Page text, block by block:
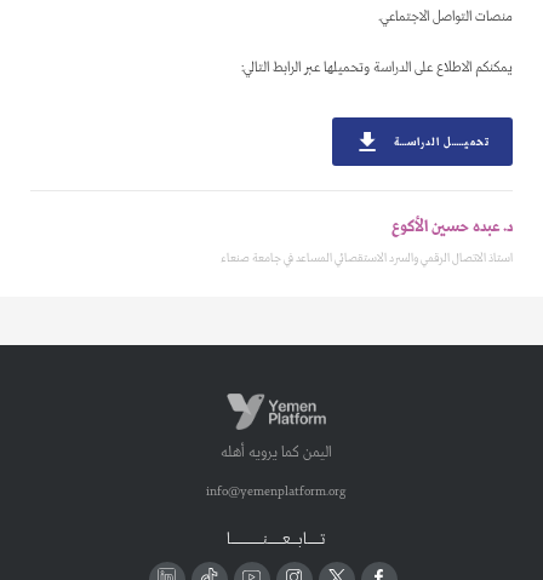
منصات التواصل الاجتماعي.
يمكنكم الاطلاع على الدراسة وتحميلها عبر الرابط التالي:
تحميـــــل الدراســـة
د. عبده حسين الأكوع
استاذ الاتصال الرقمي والسرد الاستقصائي المساعد في جامعة صنعاء
اليمن كما يرويه أهله
info@yemenplatform.org
تـــــابـــعــــــنـــــــــــــا